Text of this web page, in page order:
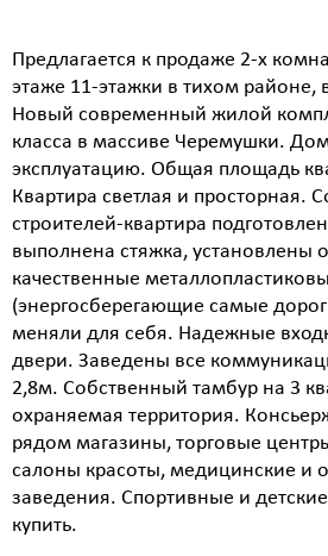
Прeдлагается к продаже 2-х
этаже 11-этажки в тихом районе,
Новый современный жилой
класса в массиве Черемушки.
эксплуатацию. Общая площадь
Квартира светлая и просторная.
строителей-квартира
выполнена стяжка, установлены
качественные
(энергосберегающие самые
меняли для себя. Надежные
двери. Заведены все
2,8м. Собственный тамбур на 3
охраняемая территория.
рядом магазины, торговые
салоны красоты, медицинские и
заведения. Спортивные и
купить.